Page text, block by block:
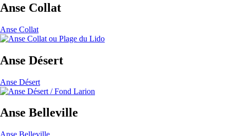
Anse Collat
Anse Collat
Anse Désert
Anse Désert
Anse Belleville